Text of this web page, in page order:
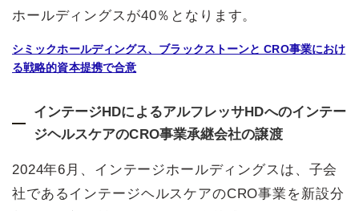
ホールディングスが40％となります。
シミックホールディングス、ブラックストーンと CRO事業におけ
る戦略的資本提携で合意
インテージHDによるアルフレッサHDへのインテー
ジヘルスケアのCRO事業承継会社の譲渡
2024年6月、インテージホールディングスは、子会
社であるインテージヘルスケアのCRO事業を新設分